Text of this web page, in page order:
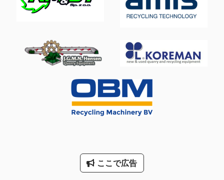
その他
クランクプレス
ツール プレスつまずく
パレッ トラック
ここで広告